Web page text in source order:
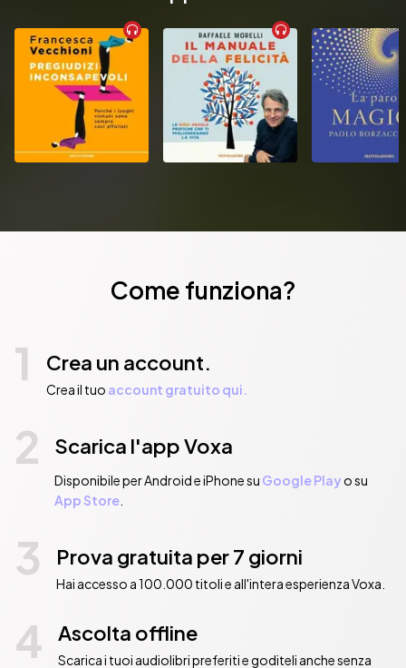
Come funziona?
1 Crea un account.
Crea il tuo account gratuito qui.
2 Scarica l'app Voxa
Disponibile per Android e iPhone su Google Playo su
App Store.
3 Prova gratuita per 7 giorni
Hai accesso a 100.000 titoli e all'intera esperienza Voxa.
4 Ascolta offline
Scarica i tuoi audiolibri preferiti e goditeli anche senza